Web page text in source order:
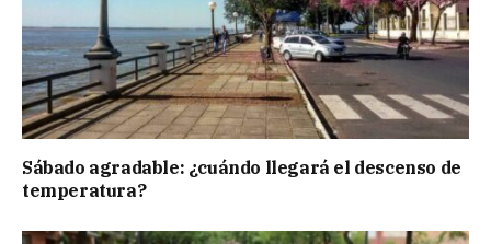
Sábado agradable: ¿cuándo llegará el descenso de
temperatura?